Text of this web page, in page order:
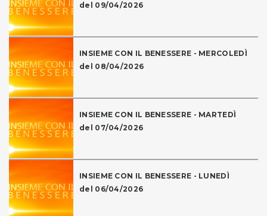
del 09/04/2026
INSIEME CON IL BENESSERE - MERCOLEDÌ
del 08/04/2026
INSIEME CON IL BENESSERE - MARTEDÌ
del 07/04/2026
INSIEME CON IL BENESSERE - LUNEDÌ
del 06/04/2026